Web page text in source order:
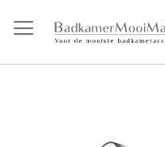
direct
door